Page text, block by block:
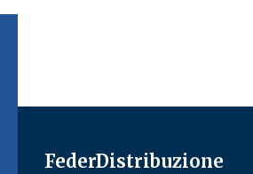
FederDistribuzione